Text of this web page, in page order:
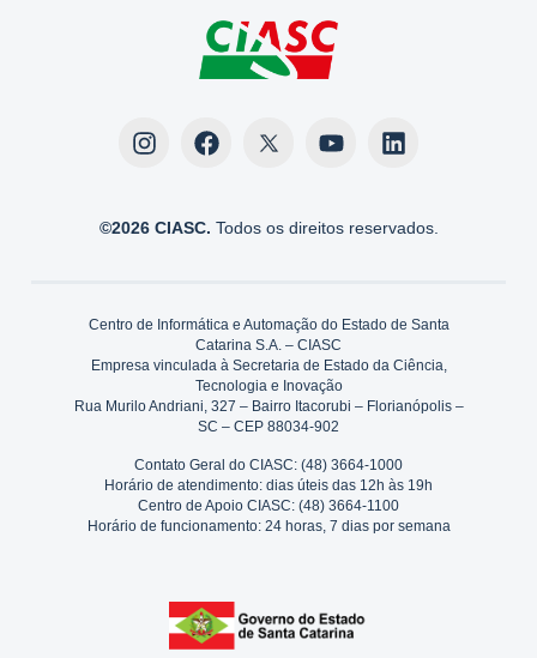
©2026 CIASC. Todos os direitos reservados.
Centro de Informática e Automação do Estado de Santa
Catarina S.A. – CIASC
Empresa vinculada à Secretaria de Estado da Ciência,
Tecnologia e Inovação
Rua Murilo Andriani, 327 – Bairro Itacorubi – Florianópolis –
SC – CEP 88034-902
Contato Geral do CIASC: (48) 3664-1000
Horário de atendimento: dias úteis das 12h às 19h
Centro de Apoio CIASC: (48) 3664-1100
Horário de funcionamento: 24 horas, 7 dias por semana